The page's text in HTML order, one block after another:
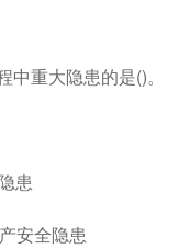
重大隐患的是()。
患
安全隐患